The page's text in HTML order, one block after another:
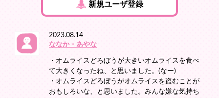
新規ユーザ登録
2023.08.14
ななか・あやな
・オムライスどろぼうが大きいオムライスを食べ
て大きくなったね、と思いました。(なー)
・オムライスどろぼうがオムライスを盗むことが
おもしろいな、と思いました。みんな嫌な気持ち